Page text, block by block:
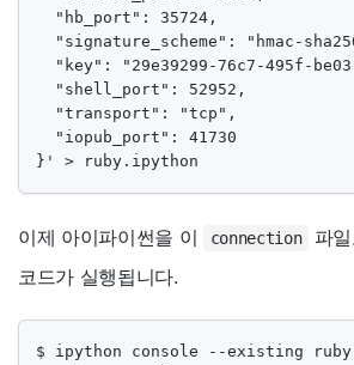
  "hb_port": 35724,
"signature_scheme": "hmac-
"key": "29e39299-76c7-495f-
  "shell_port": 52952,
  "transport": "tcp",
  "iopub_port": 41730
}' > ruby.ipython
이제 아이파이썬을 이 connection
파
코드가 실행됩니다.
$ ipython console --existing